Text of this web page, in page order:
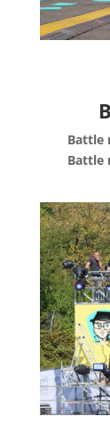
Battle
Battle